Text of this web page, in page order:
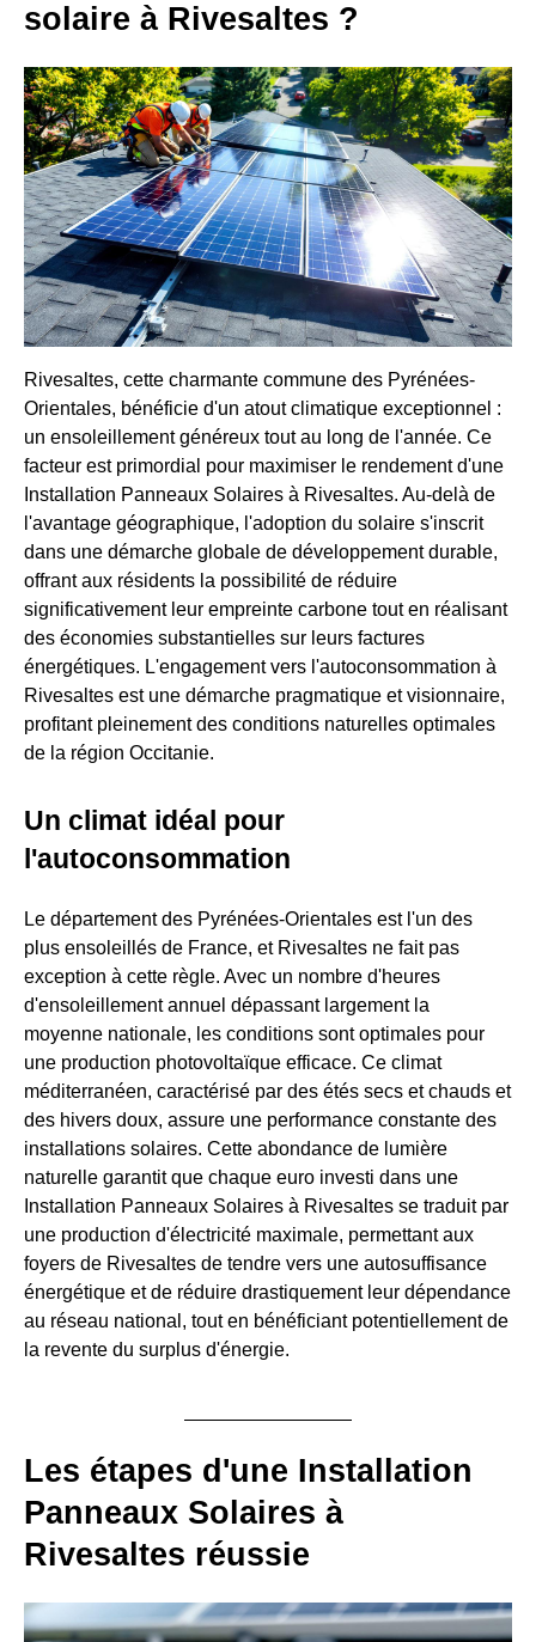
solaire à Rivesaltes ?
Rivesaltes, cette charmante commune des Pyrénées-
Orientales, bénéficie d'un atout climatique exceptionnel :
un ensoleillement généreux tout au long de l'année. Ce
facteur est primordial pour maximiser le rendement d'une
Installation Panneaux Solaires à Rivesaltes. Au-delà de
l'avantage géographique, l'adoption du solaire s'inscrit
dans une démarche globale de développement durable,
offrant aux résidents la possibilité de réduire
significativement leur empreinte carbone tout en réalisant
des économies substantielles sur leurs factures
énergétiques. L'engagement vers l'autoconsommation à
Rivesaltes est une démarche pragmatique et visionnaire,
profitant pleinement des conditions naturelles optimales
de la région Occitanie.
Un climat idéal pour
l'autoconsommation
Le département des Pyrénées-Orientales est l'un des
plus ensoleillés de France, et Rivesaltes ne fait pas
exception à cette règle. Avec un nombre d'heures
d'ensoleillement annuel dépassant largement la
moyenne nationale, les conditions sont optimales pour
une production photovoltaïque efficace. Ce climat
méditerranéen, caractérisé par des étés secs et chauds et
des hivers doux, assure une performance constante des
installations solaires. Cette abondance de lumière
naturelle garantit que chaque euro investi dans une
Installation Panneaux Solaires à Rivesaltes se traduit par
une production d'électricité maximale, permettant aux
foyers de Rivesaltes de tendre vers une autosuffisance
énergétique et de réduire drastiquement leur dépendance
au réseau national, tout en bénéficiant potentiellement de
la revente du surplus d'énergie.
Les étapes d'une Installation
Panneaux Solaires à
Rivesaltes réussie